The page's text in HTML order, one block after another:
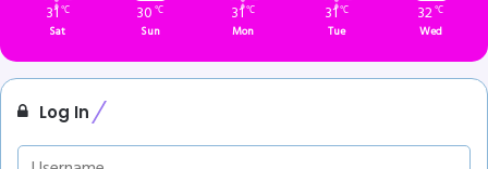
31 ℃
Sat
30 ℃
Sun
31℃
Mon
31℃
Tue
32℃
Wed
Log In